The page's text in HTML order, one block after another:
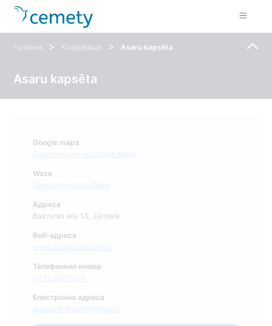
Головна > Кладовища > Asaru kapsēta
Asaru kapsēta
Google maps
Переглянути на Google Maps
Waze
Переглянути на Waze
Адреса
Baznicas iela 13, Jūrmala
Веб-адреса
www.dubultudraudze.lv
Телефонний номер
+371 29117054
Електронна адреса
gunars.freimanis@inbox.lv